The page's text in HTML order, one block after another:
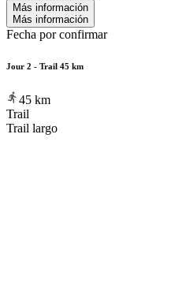
Más información
Más información
Fecha por confirmar
Jour 2 - Trail 45 km
45 km
Trail
Trail largo